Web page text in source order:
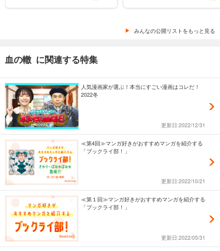
みんなの公開リストをもっと見る
血の轍 に関連する特集
人気漫画家が選ぶ！本当にすごい漫画はコレだ！
2022冬
更新日:2022/12/31
≪第4回≫マンガ好きがおすすめマンガを紹介する
「ブックライ部！」
更新日:2022/10/21
≪第１回≫マンガ好きがおすすめマンガを紹介する
「ブックライ部！」
更新日:2022/05/31